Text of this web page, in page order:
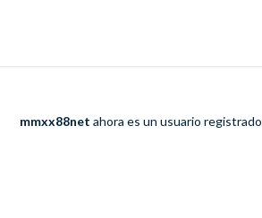
mmxx88net ahora es un usuario registrado